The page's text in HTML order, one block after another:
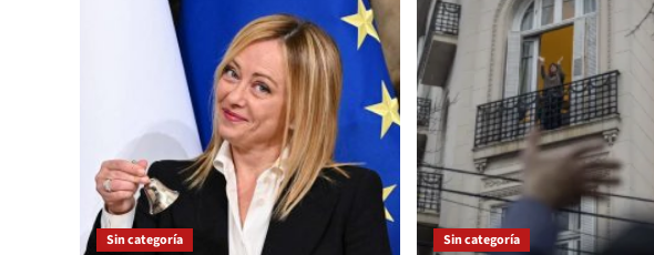
Sin categoría Sin categoría